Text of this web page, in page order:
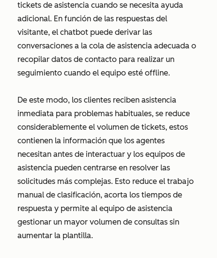
tickets de asistencia cuando se necesita ayuda
adicional. En función de las respuestas del
visitante, el chatbot puede derivar las
conversaciones a la cola de asistencia adecuada o
recopilar datos de contacto para realizar un
seguimiento cuando el equipo esté offline.
De este modo, los clientes reciben asistencia
inmediata para problemas habituales, se reduce
considerablemente el volumen de tickets, estos
contienen la información que los agentes
necesitan antes de interactuar y los equipos de
asistencia pueden centrarse en resolver las
solicitudes más complejas. Esto reduce el trabajo
manual de clasificación, acorta los tiempos de
respuesta y permite al equipo de asistencia
gestionar un mayor volumen de consultas sin
aumentar la plantilla.